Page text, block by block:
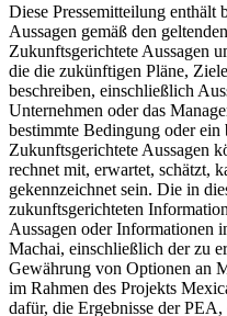
Diese Pressemitteilung enthält
Aussagen gemäß den
Zukunftsgerichtete Aussagen
die die zukünftigen Pläne,
beschreiben, einschließlich
Unternehmen oder das
bestimmte Bedingung oder
Zukunftsgerichtete Aussagen
rechnet mit, erwartet, schätzt,
gekennzeichnet sein. Die in
zukunftsgerichteten
Aussagen oder Informationen
Machai, einschließlich der zu
Gewährung von Optionen an
im Rahmen des Projekts
dafür, die Ergebnisse der